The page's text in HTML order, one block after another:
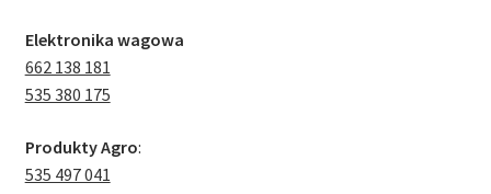
Elektronika wagowa
662 138 181
535 380 175
Produkty Agro:
535 497 041